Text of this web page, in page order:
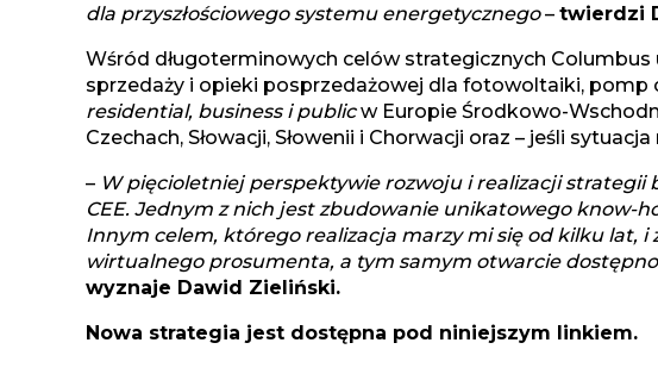
dla przyszłościowego systemu energetycznego– twierdzi
Wśród długoterminowych celów strategicznych
sprzedaży i opieki posprzedażowej dla fotowoltaiki, pomp
residential, business i publicw Europie Środkowo-
Czechach, Słowacji, Słowenii i Chorwacji oraz – jeśli
– W pięcioletniej perspektywie rozwoju i realizacji strategii
CEE. Jednym z nich jest zbudowanie unikatowego know-
Innym celem, którego realizacja marzy mi się od kilku lat,
wirtualnego prosumenta, a tym samym otwarcie
wyznaje Dawid Zieliński.
Nowa strategia jest dostępna pod niniejszym linkiem.